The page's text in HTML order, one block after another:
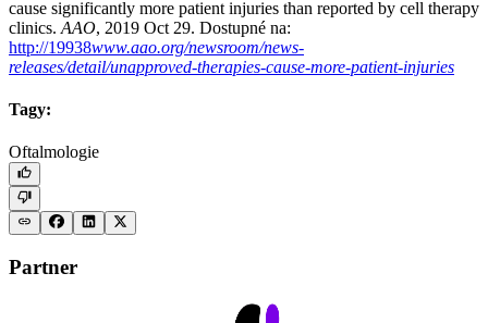
cause significantly more patient injuries than reported by cell therapy
clinics. AAO, 2019 Oct 29. Dostupné na:
http://19938www.aao.org/newsroom/news-
releases/detail/unapproved-therapies-cause-more-patient-injuries
Tagy:
Oftalmologie
Partner